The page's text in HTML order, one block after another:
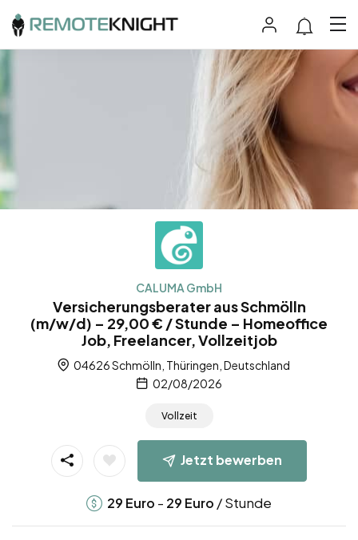
CALUMA GmbH
Versicherungsberater aus Schmölln
(m/w/d) – 29,00 € / Stunde – Homeoffice
Job, Freelancer, Vollzeitjob
04626 Schmölln, Thüringen, Deutschland
02/08/2026
Vollzeit
Jetzt bewerben
29 Euro - 29 Euro / Stunde